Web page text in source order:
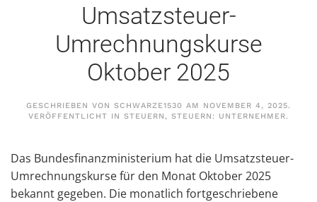
Umsatzsteuer-
Umrechnungskurse
Oktober 2025
GESCHRIEBEN VON SCHWARZE1530 AM NOVEMBER 4, 2025.
VERÖFFENTLICHT IN STEUERN, STEUERN: UNTERNEHMER.
Das Bundesfinanzministerium hat die Umsatzsteuer-
Umrechnungskurse für den Monat Oktober 2025
bekannt gegeben. Die monatlich fortgeschriebene